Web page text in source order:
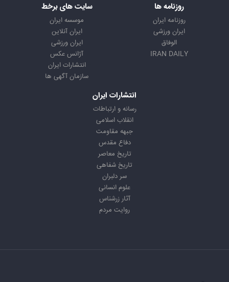
روزنامه ها
روزنامه ایران
ایران ورزشی
الوفاق
IRAN DAILY
سایت های برخط
موسسه ایران
ایران آنلاین
ایران ورزشی
آژانس عکس
انتشارات ایران
سازمان آگهی ها
انتشارات ایران
رسانه و ارتباطات
انقلاب اسلامی
جبهه مقاومت
دفاع مقدس
تاریخ معاصر
تاریخ شفاهی
سر دلبران
علوم انسانی
آثار زرشناس
روایت مردم